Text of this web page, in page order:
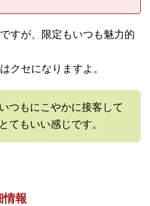
すが、限定もいつも魅力的
クセになりますよ。
つもにこやかに接客して
てもいい感じです。
情報